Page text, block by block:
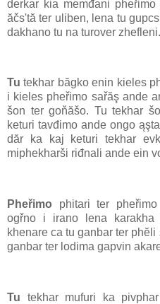
derkar kia memđani
ăčs'tă ter uliben, lena tu
dakhano tu na turover
Tu tekhar băgko enin kieles
i kieles pheřimo sařăş ande
šon ter goňăšo. Tu tekhar
keturi tavđimo ande ongo
dăr ka kaj keturi tekhar
miphekharši riđnali ande ein
Pheřimo phitari ter
ogřno i irano lena
khenare ca tu ganbar ter
ganbar ter lodima gapvin
Tu tekhar mufuri ka